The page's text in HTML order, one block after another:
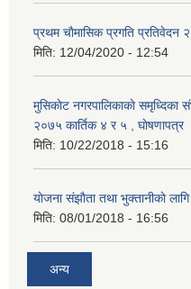
प्रथम चाैमासिक प्रगति प्रतिवेदन
मिति: 12/04/2020 - 12:54
मुसिकाेट नगरपालिकाकाे समृध्दिका
२०७५ कार्तिक ४ र ५ , घाेषणापत्र
मिति: 10/22/2018 - 15:16
याेजना संझाैता तथा भुक्तानीकाे
मिति: 08/01/2018 - 16:56
अन्य